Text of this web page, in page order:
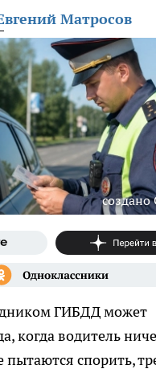
Матросов
создано
ГИБДД может
когда водитель
спорить,